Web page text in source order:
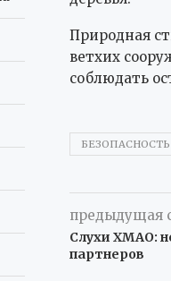
Природная
ветхих
соблюдать
БЕЗОПАСНОСТЬ
предыдущая
Слухи ХМАО:
партнеров